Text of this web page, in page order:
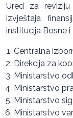
Ured za
izvještaja
institucija Bosne i
Centralna
Direkcija za
Ministarstvo
Ministarstvo
Ministarstvo
Ministarstvo